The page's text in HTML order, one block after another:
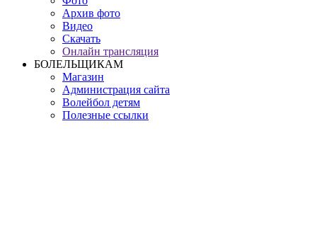
Архив фото
Видео
Скачать
Онлайн трансляция
БОЛЕЛЬЩИКАМ
Магазин
Администрация сайта
Волейбол детям
Полезные ссылки